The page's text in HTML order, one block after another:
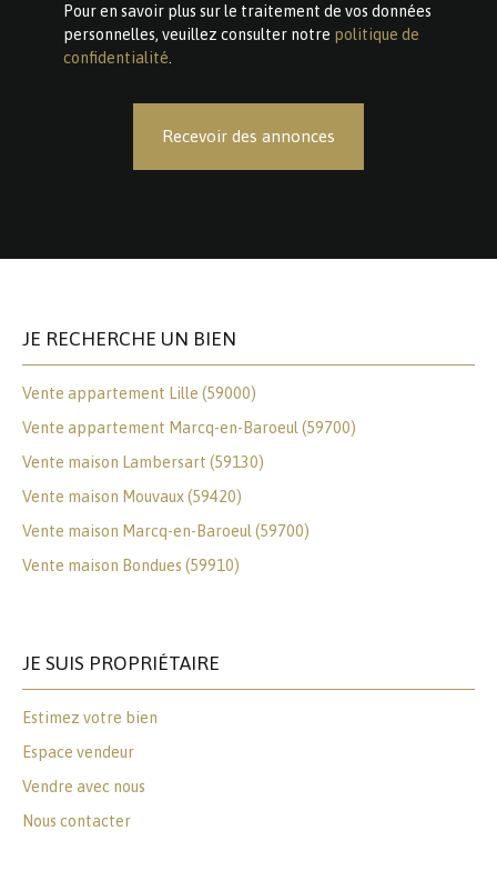
Pour en savoir plus sur le traitement de vos données
personnelles, veuillez consulter notre politique de
confidentialité
Recevoir des annonces
JE RECHERCHE UN BIEN
Vente appartement Lille (59000)
Vente appartement Marcq-en-Baroeul (59700)
Vente maison Lambersart (59130)
Vente maison Mouvaux (59420)
Vente maison Marcq-en-Baroeul (59700)
Vente maison Bondues (59910)
JE SUIS PROPRIÉTAIRE
Estimez votre bien
Espace vendeur
Vendre avec nous
Nous contacter